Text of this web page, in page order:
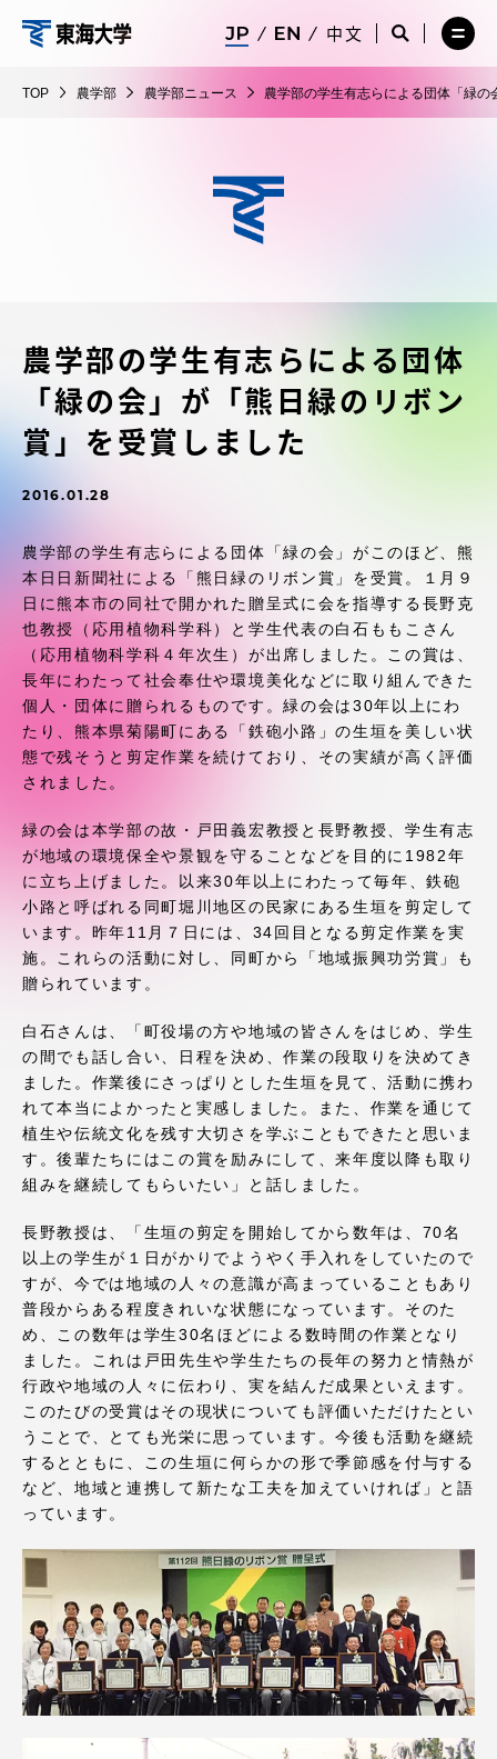
学
中文
サ
検
索
サ
イ
索
を
メ
ー
を
TOP 農学部 農学部ニュース 農学部の学生有志らによる団体「緑
農学部の学生有志らによる団体
「緑の会」が「熊日緑のリボン
賞」を受賞しました
2016.01.28
農学部の学生有志らによる団体「緑の会」がこのほど、熊
本日日新聞社による「熊日緑のリボン賞」を受賞。１月９
日に熊本市の同社で開かれた贈呈式に会を指導する長野克
也教授（応用植物科学科）と学生代表の白石ももこさん
（応用植物科学科４年次生）が出席しました。この賞は、
長年にわたって社会奉仕や環境美化などに取り組んできた
個人・団体に贈られるものです。緑の会は30年以上にわ
たり、熊本県菊陽町にある「鉄砲小路」の生垣を美しい状
態で残そうと剪定作業を続けており、その実績が高く評価
されました。
緑の会は本学部の故・戸田義宏教授と長野教授、学生有志
が地域の環境保全や景観を守ることなどを目的に1982年
に立ち上げました。以来30年以上にわたって毎年、鉄砲
小路と呼ばれる同町堀川地区の民家にある生垣を剪定して
います。昨年11月７日には、34回目となる剪定作業を実
施。これらの活動に対し、同町から「地域振興功労賞」も
贈られています。
白石さんは、「町役場の方や地域の皆さんをはじめ、学生
の間でも話し合い、日程を決め、作業の段取りを決めてき
ました。作業後にさっぱりとした生垣を見て、活動に携わ
れて本当によかったと実感しました。また、作業を通じて
植生や伝統文化を残す大切さを学ぶこともできたと思いま
す。後輩たちにはこの賞を励みにして、来年度以降も取り
組みを継続してもらいたい」と話しました。
長野教授は、「生垣の剪定を開始してから数年は、70名
以上の学生が１日がかりでようやく手入れをしていたので
すが、今では地域の人々の意識が高まっていることもあり
普段からある程度きれいな状態になっています。そのた
め、この数年は学生30名ほどによる数時間の作業となり
ました。これは戸田先生や学生たちの長年の努力と情熱が
行政や地域の人々に伝わり、実を結んだ成果といえます。
このたびの受賞はその現状についても評価いただけたとい
うことで、とても光栄に思っています。今後も活動を継続
するとともに、この生垣に何らかの形で季節感を付与する
など、地域と連携して新たな工夫を加えていければ」と語
っています。
メ
ニ
を
閉
在学生・保護者向けポータル（TIPS）
大学の概要
教育・研究
受験・入学案内
学生生活
グローバルネットワーク
学外連携
学園ネットワーク
各種情報・お問い合わせ
アクセス情報
品川キャンパス 湘南キャンパス
伊勢原キャンパス 静岡キャンパス
熊本キャンパス
阿蘇くまもと
札幌キャンパス
TOKAIスポーツ
ニュースリリース